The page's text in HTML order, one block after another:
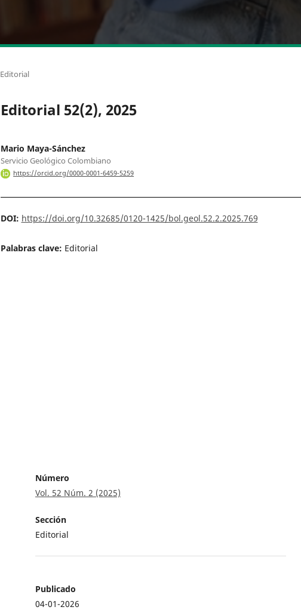
Editorial
Editorial 52(2), 2025
Mario Maya-Sánchez
Servicio Geológico Colombiano
https://orcid.org/0000-0001-6459-5259
DOI: https://doi.org/10.32685/0120-1425/bol.geol.52.2.2025.769
Palabras clave: Editorial
Número
Vol. 52 Núm. 2 (2025)
Sección
Editorial
Publicado
04-01-2026